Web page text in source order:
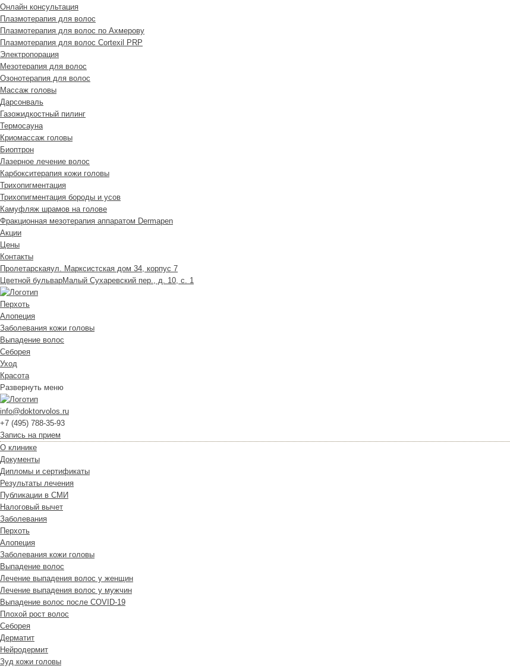
Онлайн консультация
Плазмотерапия для волос
Плазмотерапия для волос по Ахмерову
Плазмотерапия для волос Cortexil PRP
Электропорация
Мезотерапия для волос
Озонотерапия для волос
Массаж головы
Дарсонваль
Газожидкостный пилинг
Термосауна
Криомассаж головы
Биоптрон
Лазерное лечение волос
Карбокситерапия кожи головы
Трихопигментация
Трихопигментация бороды и усов
Камуфляж шрамов на голове
Фракционная мезотерапия аппаратом Dermapen
Акции
Цены
Контакты
Пролетарскаяул. Марксистская дом 34, корпус 7
Цветной бульварМалый Сухаревский пер., д. 10, с. 1
Перхоть
Алопеция
Заболевания кожи головы
Выпадение волос
Cеборея
Уход
Красота
Развернуть меню
info@doktorvolos.ru
+7 (495) 788-35-93
Запись на прием
О клинике
Документы
Дипломы и сертификаты
Результаты лечения
Публикации в СМИ
Налоговый вычет
Заболевания
Перхоть
Алопеция
Заболевания кожи головы
Выпадение волос
Лечение выпадения волос у женщин
Лечение выпадения волос у мужчин
Выпадение волос после COVID-19
Плохой рост волос
Cеборея
Дерматит
Нейродермит
Зуд кожи головы